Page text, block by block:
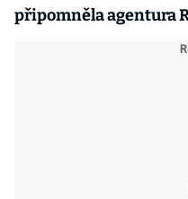
připomněla agentura